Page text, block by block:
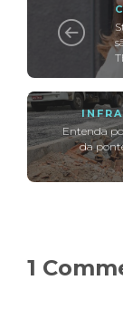
Entenda
da
1